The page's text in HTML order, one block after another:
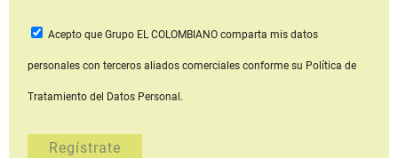
Acepto que Grupo EL COLOMBIANOcomparta mis datos
personales con terceros aliados comerciales conforme su Política de
Tratamiento del Datos Personal.